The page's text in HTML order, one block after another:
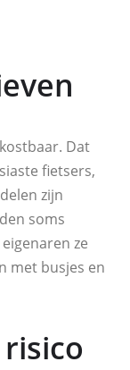
Dat
fietsers,
zijn
soms
ze
met busjes en